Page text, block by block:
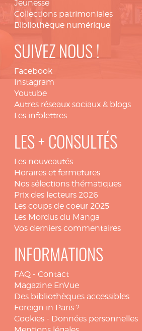
Jeunesse
Collections patrimoniales
Bibliothèque numérique
SUIVEZ NOUS !
Facebook
Instagram
Youtube
Autres réseaux sociaux & blogs
Les infolettres
LES + CONSULTÉS
Les nouveautés
Horaires et fermetures
Nos sélections thématiques
Prix des lecteurs 2026
Les coups de coeur 2025
Les Mordus du Manga
Vos derniers commentaires
INFORMATIONS
FAQ - Contact
Magazine EnVue
Des bibliothèques accessibles
Foreign in Paris ?
Cookies - Données personnelles